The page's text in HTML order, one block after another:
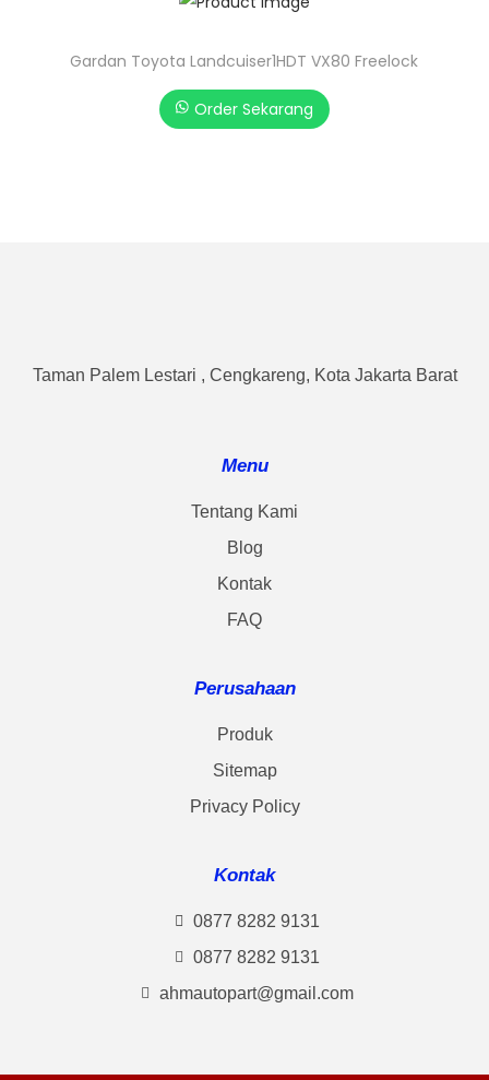
Gardan Toyota Landcuiser1HDT VX80 Freelock
Order Sekarang
Taman Palem Lestari , Cengkareng, Kota Jakarta Barat
Menu
Tentang Kami
Blog
Kontak
FAQ
Perusahaan
Produk
Sitemap
Privacy Policy
Kontak
0877 8282 9131
0877 8282 9131
ahmautopart@gmail.com